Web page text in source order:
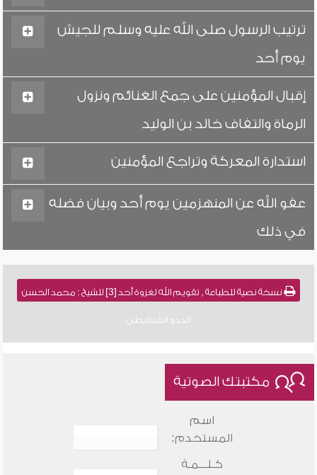
ترتيب الرسول صلى الله عليه وسلم للجيش
يوم أحد
إقبال المؤمنين على جمع الغنائم ونزول
الرماة والتفاف خالد بن الوليد
استدارة المعركة وتراجع المؤمنين
عفو الله عن المنهزمين يوم أحد وبيان فضله
في ذلك
نسخة نصية للطباعة , تقويم الله لغزوة أحد [3] للشيخ : محمد الحسن
الددو الشنقيطي
مكتبتك الصوتية
اسم
المستخدم:
كـلـــمـة